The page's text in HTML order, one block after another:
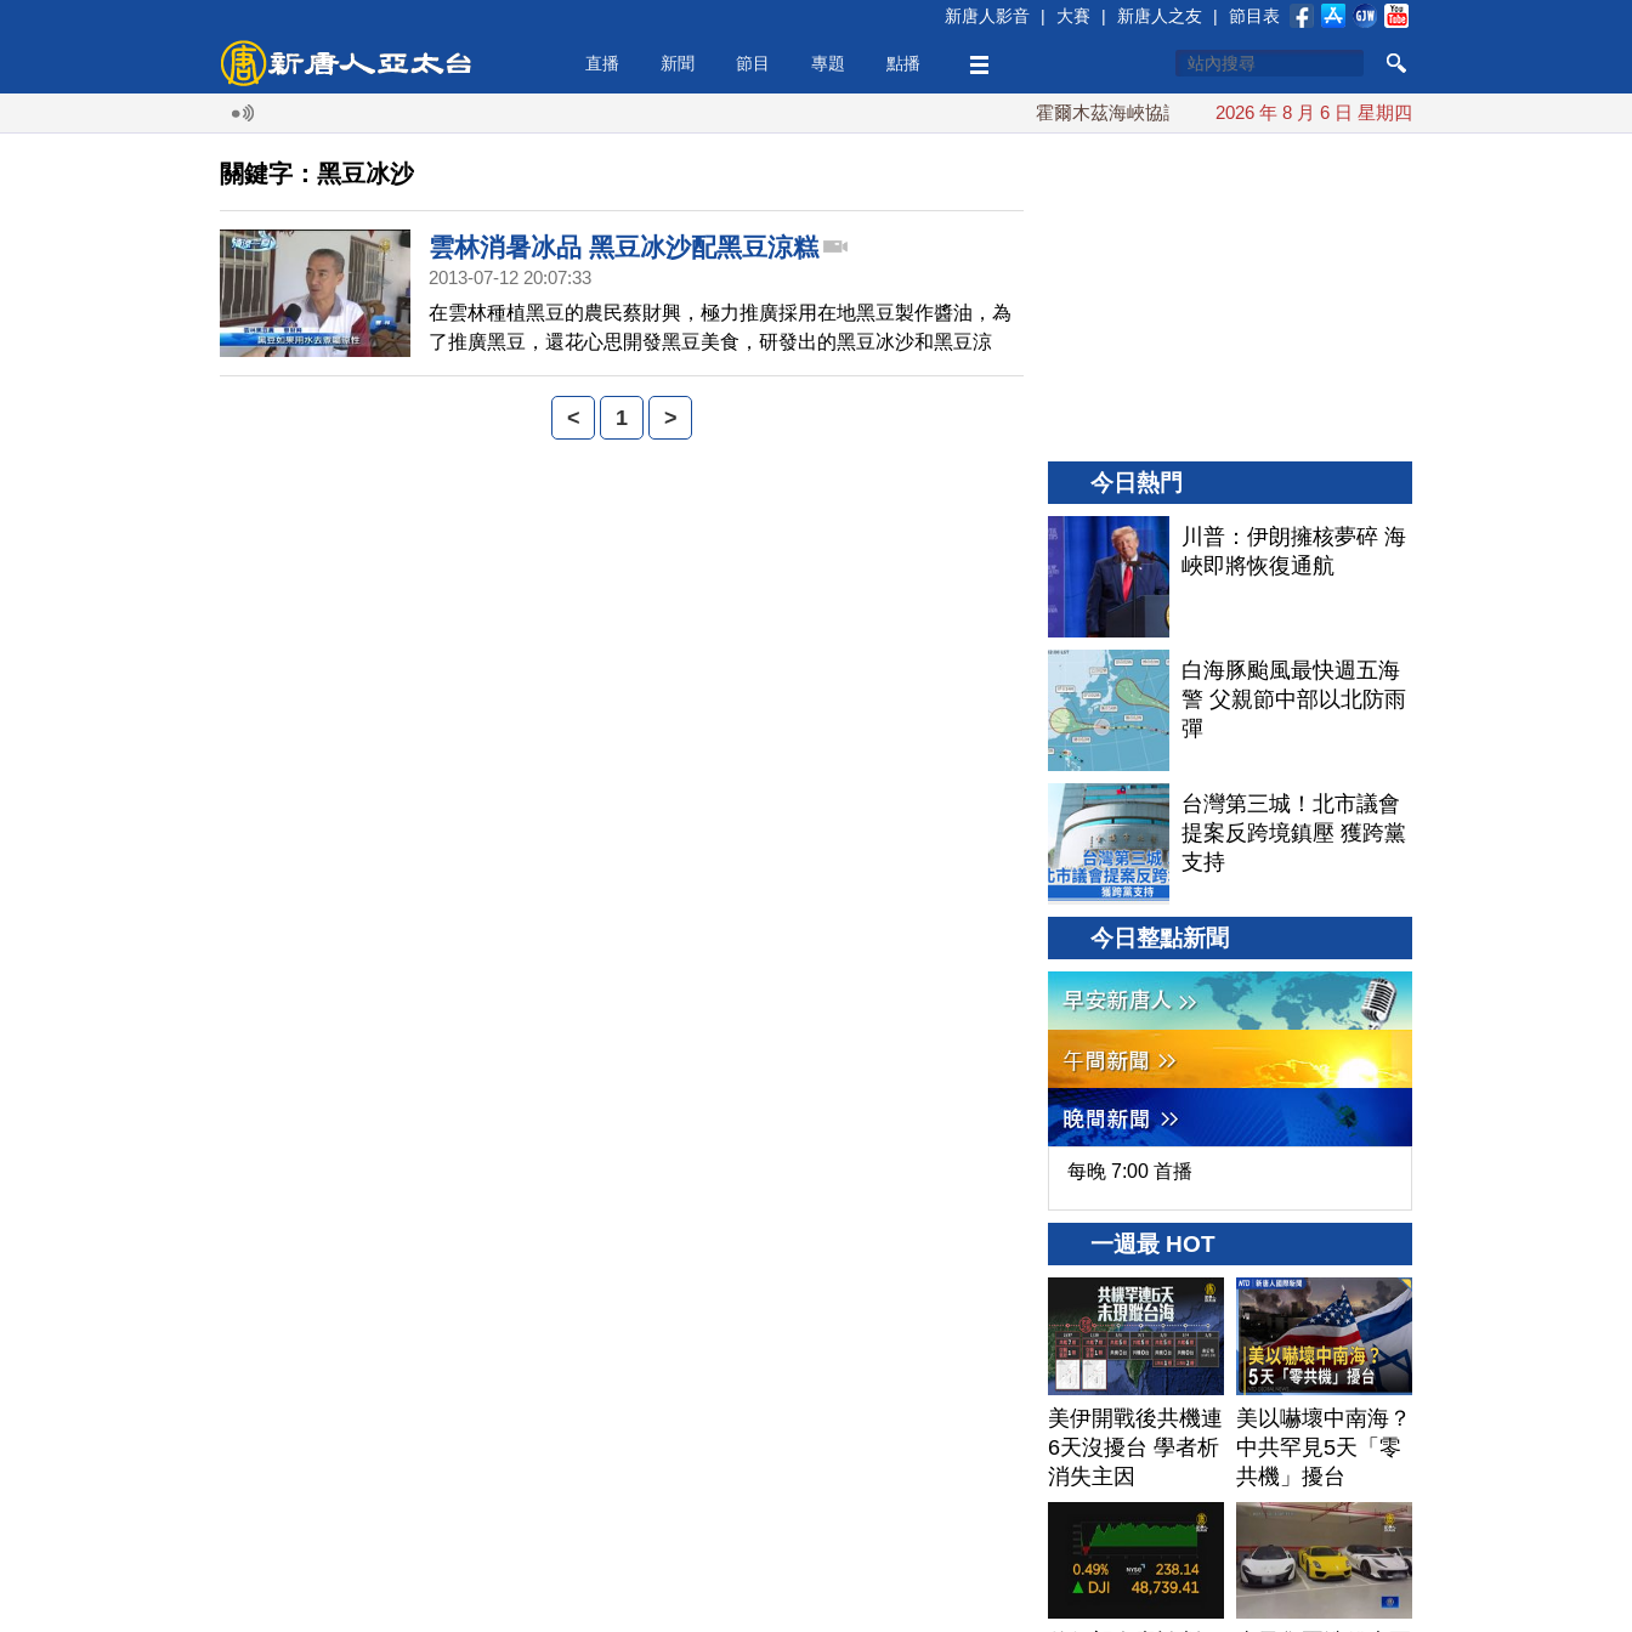
新唐人影音 | 大賽 | 新唐人之友 | 節目表
直播 新聞 節目 專題 點播
霍爾木茲海峽協議將達成？伊朗傳不收通行費
2026 年 8 月 6 日 星期四
關鍵字：黑豆冰沙
雲林消暑冰品 黑豆冰沙配黑豆涼糕
2013-07-12 20:07:33
在雲林種植黑豆的農民蔡財興，極力推廣採用在地黑豆製作醬油，為
了推廣黑豆，還花心思開發黑豆美食，研發出的黑豆冰沙和黑豆涼
糕，吃過的人都說讚。
< 1 >
今日熱門
川普：伊朗擁核夢碎 海
峽即將恢復通航
白海豚颱風最快週五海
警 父親節中部以北防雨
彈
台灣第三城！北市議會
提案反跨境鎮壓 獲跨黨
支持
今日整點新聞
每晚 7:00 首播
一週最 HOT
美伊開戰後共機連
6天沒擾台 學者析
消失主因
美以嚇壞中南海？
中共罕見5天「零
共機」擾台